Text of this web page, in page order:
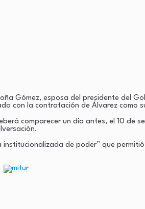
Gómez, esposa del presidente del
con la contratación de Álvarez como
comparecer un día antes, el 10 de
de poder” que